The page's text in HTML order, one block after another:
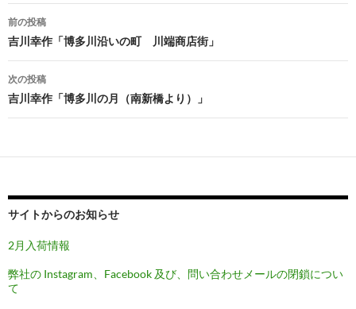
投
稿
ナ
ビ
ゲ
ー
ョ
ン
前の投稿
吉川幸作「博多川沿いの町 川端商店街」
次の投稿
吉川幸作「博多川の月（南新橋より）」
サイトからのお知らせ
2月入荷情報
弊社の Instagram、Facebook 及び、問い合わせメールの閉鎖につい
て